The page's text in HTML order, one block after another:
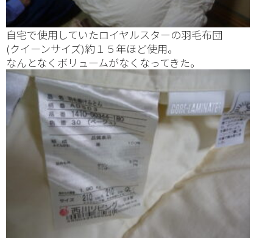
自宅で使用していたロイヤルスターの羽毛布団
(クイーンサイズ)約１５年ほど使用。
なんとなくボリュームがなくなってきた。